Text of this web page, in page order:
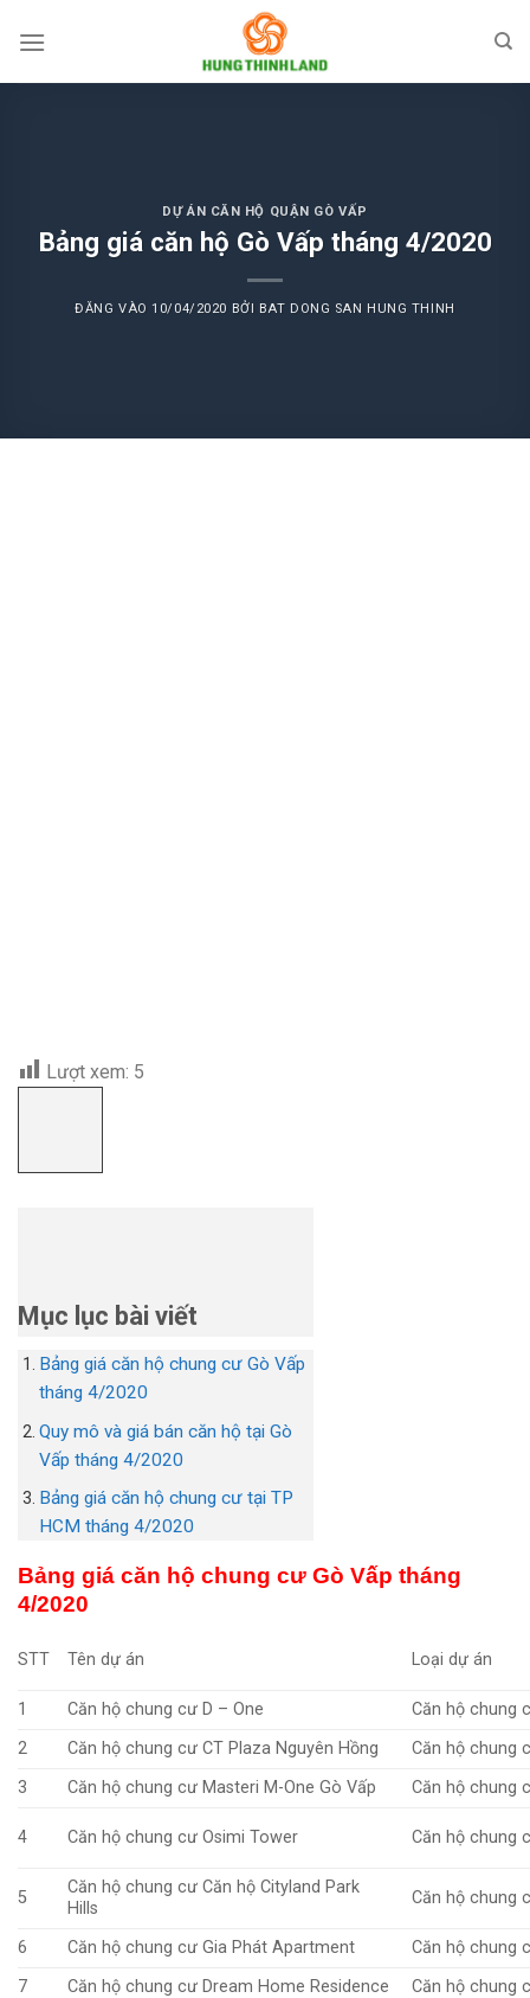
qua
DỰ ÁN CĂN HỘ QUẬN GÒ VẤP
Bảng giá căn hộ Gò Vấp tháng 4/2020
ĐĂNG VÀO10/04/2020 BỞI BAT DONG SAN HUNG THINH
Lượt xem: 5
Mục lục bài viết
Bảng giá căn hộ chung cư Gò Vấp
tháng 4/2020
Quy mô và giá bán căn hộ tại Gò
Vấp tháng 4/2020
Bảng giá căn hộ chung cư tại TP
HCM tháng 4/2020
Bảng giá căn hộ chung cư Gò Vấp tháng
4/2020
STT Tên dự án Loại dự án
1 Căn hộ chung cư D – One
Căn hộ chung
2
Căn hộ chung cư CT Plaza Nguyên Hồng
Căn hộ chung
3
Căn hộ chung cư Masteri M-One Gò Vấp Căn hộ chung
4 Căn hộ chung cư Osimi Tower Căn hộ chung
5
Căn hộ chung cư Căn hộ Cityland Park
Hills
Căn hộ chung
6 Căn hộ chung cư Gia Phát Apartment
Căn hộ chung
7
Căn hộ chung cư Dream Home Residence
Căn hộ chung